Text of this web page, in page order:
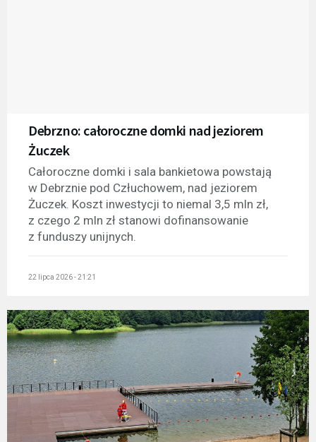
Debrzno: całoroczne domki nad jeziorem
Żuczek
Całoroczne domki i sala bankietowa powstają
w Debrznie pod Człuchowem, nad jeziorem
Żuczek. Koszt inwestycji to niemal 3,5 mln zł,
z czego 2 mln zł stanowi dofinansowanie
z funduszy unijnych.
22 lipca 2026 - 21:21